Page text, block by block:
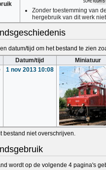
Zonder toestemming van
hergebruik van dit werk
datum/tijd om het bestand te zien
Datum/tijd
Miniatuur
1 nov 2013 10:08
bestand niet overschrijven.
wordt op de volgende 4 pagina's